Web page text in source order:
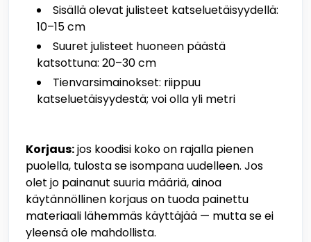
Sisällä olevat julisteet katseluetäisyydellä:
10–15 cm
Suuret julisteet huoneen päästä
katsottuna: 20–30 cm
Tienvarsimainokset: riippuu
katseluetäisyydestä; voi olla yli metri
Korjaus:jos koodisi koko on rajalla pienen
puolella, tulosta se isompana uudelleen. Jos
olet jo painanut suuria määriä, ainoa
käytännöllinen korjaus on tuoda painettu
materiaali lähemmäs käyttäjää — mutta se ei
yleensä ole mahdollista.